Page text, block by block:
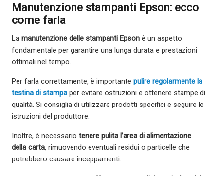
Manutenzione stampanti Epson: ecco
come farla
La manutenzione delle stampanti Epson è un aspetto
fondamentale per garantire una lunga durata e prestazioni
ottimali nel tempo.
Per farla correttamente, è importante pulire regolarmente la
testina di stampa per evitare ostruzioni e ottenere stampe di
qualità. Si consiglia di utilizzare prodotti specifici e seguire le
istruzioni del produttore.
Inoltre, è necessario tenere pulita l’area di alimentazione
della carta, rimuovendo eventuali residui o particelle che
potrebbero causare inceppamenti.